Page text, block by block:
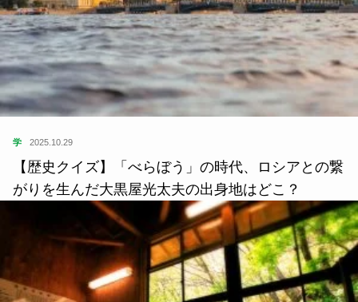
学 2025.10.29
【歴史クイズ】「べらぼう」の時代、ロシアとの繋
がりを生んだ大黒屋光太夫の出身地はどこ？